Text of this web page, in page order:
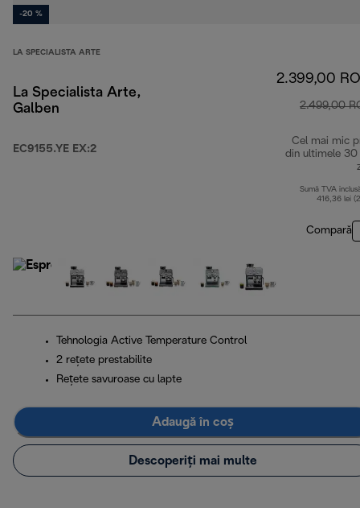
-20 %
LA SPECIALISTA ARTE
La Specialista Arte,
Galben
EC9155.YE EX:2
2.399,00
2.499,00
Cel mai mic
din ultimele 30
Sumă TVA
416,36 lei
Compară
Tehnologia Active Temperature Control
2 rețete prestabilite
Rețete savuroase cu lapte
Adaugă în coș
Descoperiți mai multe